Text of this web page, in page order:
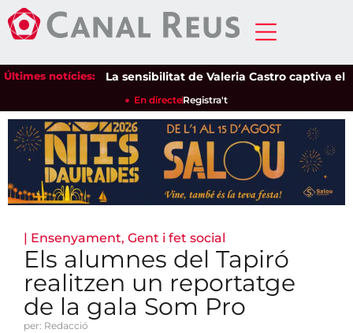
Últimes notícies:La sensibilitat de Valeria Castro captiva el
En directeRegistra't
| Ensenyament, Gent i fet social
Els alumnes del Tapiró
realitzen un reportatge
de la gala Som Pro
per: Redacció